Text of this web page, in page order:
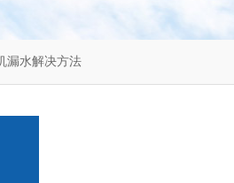
漏水解决方法